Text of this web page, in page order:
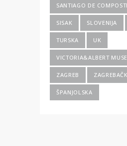
SANTIAGO DE
SISAK SLOVENIJA
TURSKA UK
VICTORIA&ALBERT
ZAGREB
ŠPANJOLSKA